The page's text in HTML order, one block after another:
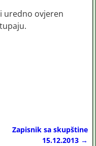
uredno ovjeren
Zapisnik sa skupštine
15.12.2013 →